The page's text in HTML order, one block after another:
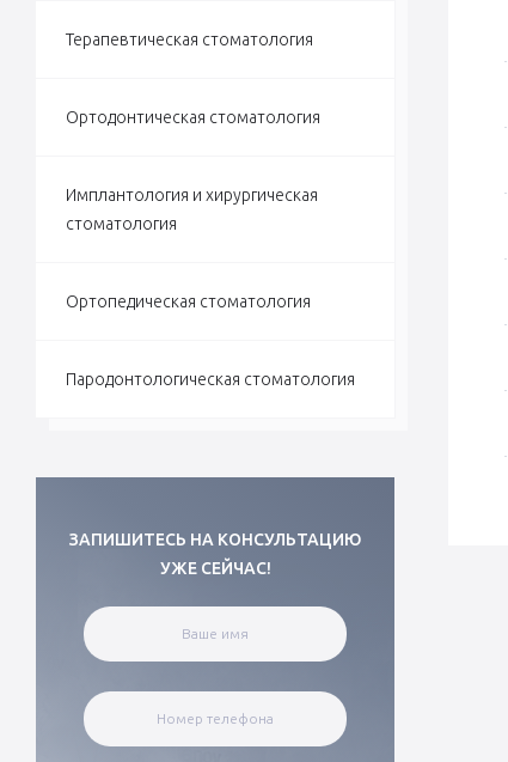
Терапевтическая стоматология
Ортодонтическая стоматология
Имплантология и хирургическая
стоматология
Ортопедическая стоматология
Пародонтологическая стоматология
ЗАПИШИТЕСЬ НА КОНСУЛЬТАЦИЮ
УЖЕ СЕЙЧАС!